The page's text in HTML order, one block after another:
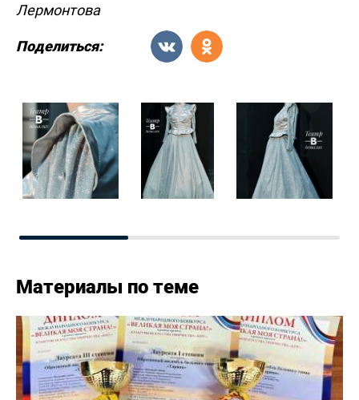
Лермонтова
Поделиться:
Материалы по теме